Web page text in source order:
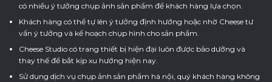
có nhiều ý tưởng chụp ảnh sản phẩm để khách hàng lựa chọn.
Khách hàng có thể tự lên ý tưởng định hướng hoặc nhờ Cheese tư
vấn ý tưởng và kế hoạch chụp hình cho sản phẩm.
Cheese Studio có trang thiết bị hiện đại luôn được bảo dưỡng và
thay thế để bắt kịp xu hướng hiện nay.
Sử dụng dịch vụ chụp ảnh sản phẩm hà nội, quý khách hàng không